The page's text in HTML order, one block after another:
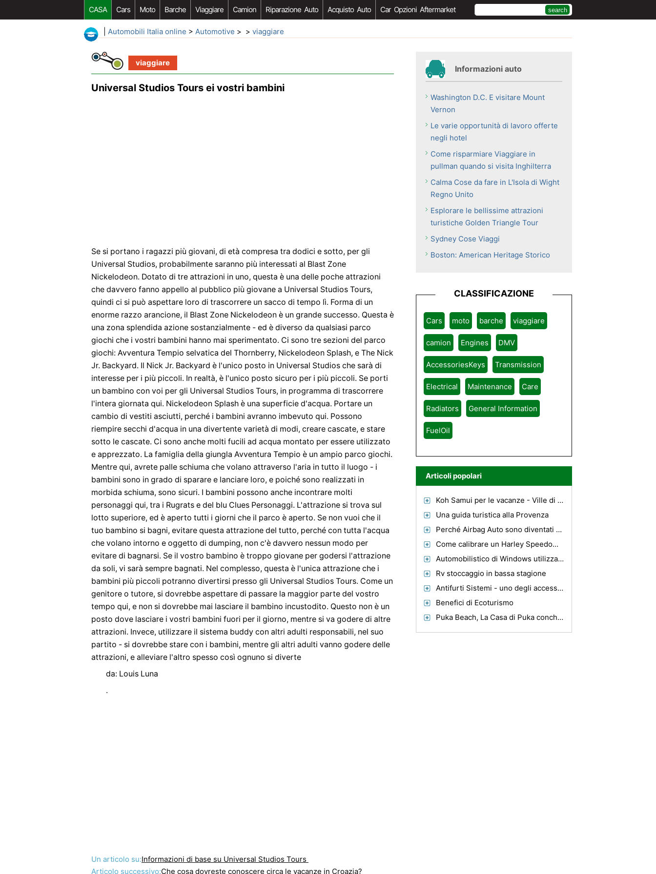
CASA Cars Moto Barche Viaggiare Camion Riparazione Auto Acquisto Auto Car Opzioni Aftermarket
Automobili Italia online > Automotive > > viaggiare
viaggiare
Universal Studios Tours ei vostri bambini
Se si portano i ragazzi più giovani, di età compresa tra dodici e sotto, per gli
Universal Studios, probabilmente saranno più interessati al Blast Zone
Nickelodeon. Dotato di tre attrazioni in uno, questa è una delle poche attrazioni
che davvero fanno appello al pubblico più giovane a Universal Studios Tours,
quindi ci si può aspettare loro di trascorrere un sacco di tempo lì. Forma di un
enorme razzo arancione, il Blast Zone Nickelodeon è un grande successo. Questa è
una zona splendida azione sostanzialmente - ed è diverso da qualsiasi parco
giochi che i vostri bambini hanno mai sperimentato. Ci sono tre sezioni del parco
giochi: Avventura Tempio selvatica del Thornberry, Nickelodeon Splash, e The Nick
Jr. Backyard. Il Nick Jr. Backyard è l'unico posto in Universal Studios che sarà di
interesse per i più piccoli. In realtà, è l'unico posto sicuro per i più piccoli. Se porti
un bambino con voi per gli Universal Studios Tours, in programma di trascorrere
l'intera giornata qui. Nickelodeon Splash è una superficie d'acqua. Portare un
cambio di vestiti asciutti, perché i bambini avranno imbevuto qui. Possono
riempire secchi d'acqua in una divertente varietà di modi, creare cascate, e stare
sotto le cascate. Ci sono anche molti fucili ad acqua montato per essere utilizzato
e apprezzato. La famiglia della giungla Avventura Tempio è un ampio parco giochi.
Mentre qui, avrete palle schiuma che volano attraverso l'aria in tutto il luogo - i
bambini sono in grado di sparare e lanciare loro, e poiché sono realizzati in
morbida schiuma, sono sicuri. I bambini possono anche incontrare molti
personaggi qui, tra i Rugrats e del blu Clues Personaggi. L'attrazione si trova sul
lotto superiore, ed è aperto tutti i giorni che il parco è aperto. Se non vuoi che il
tuo bambino si bagni, evitare questa attrazione del tutto, perché con tutta l'acqua
che volano intorno e oggetto di dumping, non c'è davvero nessun modo per
evitare di bagnarsi. Se il vostro bambino è troppo giovane per godersi l'attrazione
da soli, vi sarà sempre bagnati. Nel complesso, questa è l'unica attrazione che i
bambini più piccoli potranno divertirsi presso gli Universal Studios Tours. Come un
genitore o tutore, si dovrebbe aspettare di passare la maggior parte del vostro
tempo qui, e non si dovrebbe mai lasciare il bambino incustodito. Questo non è un
posto dove lasciare i vostri bambini fuori per il giorno, mentre si va godere di altre
attrazioni. Invece, utilizzare il sistema buddy con altri adulti responsabili, nel suo
partito - si dovrebbe stare con i bambini, mentre gli altri adulti vanno godere delle
attrazioni, e alleviare l'altro spesso così ognuno si diverte
da: Louis Luna
.
Un articolo su:Informazioni di base su Universal Studios Tours
Articolo successivo:Che cosa dovreste conoscere circa le vacanze in Croazia?
Informazioni auto
Washington D.C. E visitare Mount
Vernon
Le varie opportunità di lavoro offerte
negli hotel
Come risparmiare Viaggiare in
pullman quando si visita Inghilterra
Calma Cose da fare in L'Isola di Wight
Regno Unito
Esplorare le bellissime attrazioni
turistiche Golden Triangle Tour
Sydney Cose Viaggi
Boston: American Heritage Storico
CLASSIFICAZIONE
Cars moto barche viaggiare
camion Engines DMV
AccessoriesKeys Transmission
Electrical Maintenance Care
Radiators General Information
FuelOil
Articoli popolari
Koh Samui per le vacanze - Ville di lusso per vacanze a Koh Samui, Thailandia
Una guida turistica alla Provenza
Perché Airbag Auto sono diventati una caratteristica di sicurezza Essential
Come calibrare un Harley Speedometer
Automobilistico di Windows utilizzata per i nuovi Car Navigation Device
Rv stoccaggio in bassa stagione
Antifurti Sistemi - uno degli accessori più importanti per essere installato in auto
Benefici di Ecoturismo
Puka Beach, La Casa di Puka conchiglie